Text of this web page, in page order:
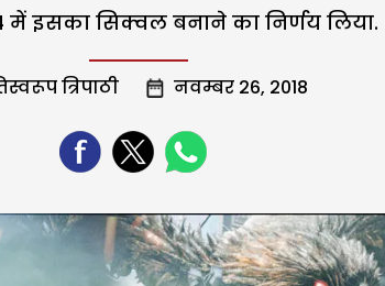
में इसका सिक्वल बनाने का निर्णय लिया.
त्रिपाठी नवम्बर 26, 2018